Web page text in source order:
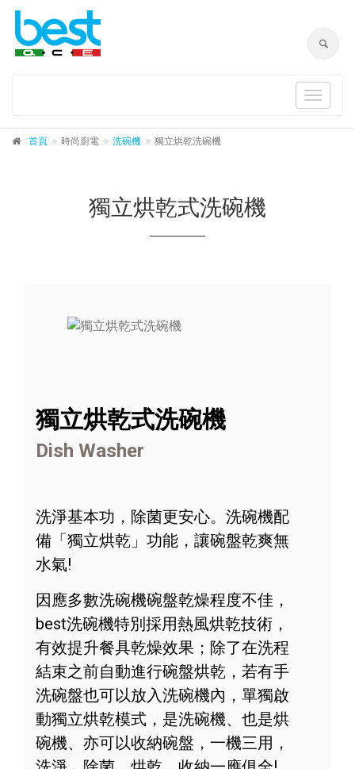
Toggle
首頁 時尚廚電 洗碗機 獨立烘乾洗碗機
獨立烘乾式洗碗機
獨立烘乾式洗碗機
Dish Washer
洗淨基本功，除菌更安心。洗碗機配
備「獨立烘乾」功能，讓碗盤乾爽無
水氣!
因應多數洗碗機碗盤乾燥程度不佳，
best洗碗機特別採用熱風烘乾技術，
有效提升餐具乾燥效果；除了在洗程
結束之前自動進行碗盤烘乾，若有手
洗碗盤也可以放入洗碗機內，單獨啟
動獨立烘乾模式，是洗碗機、也是烘
碗機、亦可以收納碗盤，一機三用，